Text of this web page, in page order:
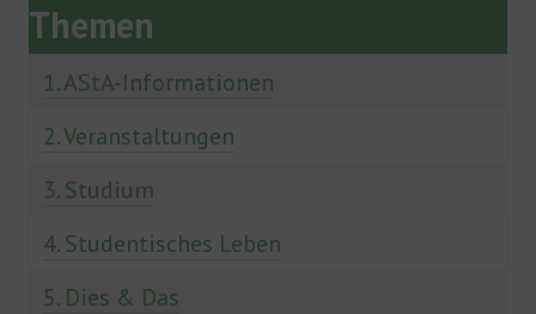
Themen
1. AStA-Informationen
2. Veranstaltungen
3. Studium
4. Studentisches Leben
5. Dies & Das